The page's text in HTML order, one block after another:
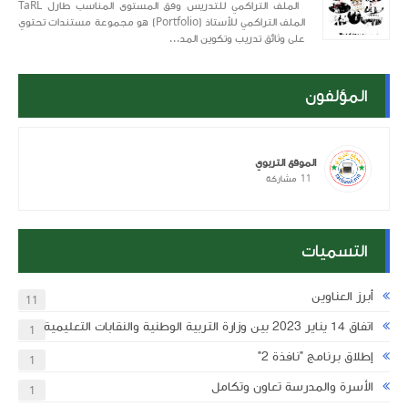
الملف التراكمي للتدريس وفق المستوى المناسب طارل TaRL
الملف التراكمي للأستاذ (Portfolio) هو مجموعة مستندات تحتوي
على وثائق تدريب وتكوين المد...
المؤلفون
الموقع التربوي
11 مشاركة
التسميات
أبرز العناوين 11
اتفاق 14 يناير 2023 بين وزارة التربية الوطنية والنقابات التعليمية 1
إطلاق برنامج "نافذة 2" 1
الأسرة والمدرسة تعاون وتكامل 1